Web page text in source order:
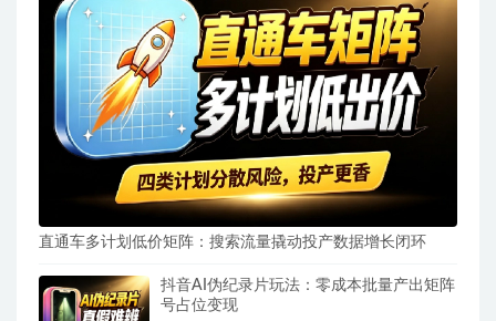
直通车多计划低价矩阵：搜索流量撬动投产数据增长闭环
抖音AI伪纪录片玩法：零成本批量产出矩阵
号占位变现